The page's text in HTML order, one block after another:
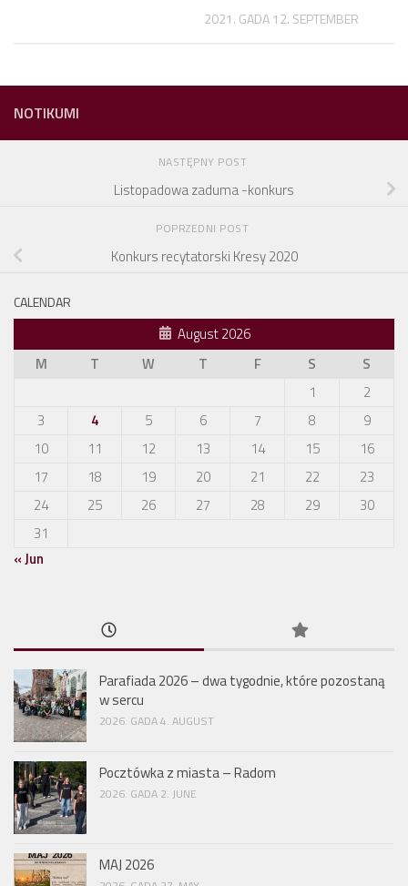
2021. GADA 12. SEPTEMBER
NOTIKUMI
NASTĘPNY POST
Listopadowa zaduma -konkurs
POPRZEDNI POST
Konkurs recytatorski Kresy 2020
CALENDAR
August 2026
M
T W T F S
S
1
2
3
4 5 6 7 8
9
10
11 12 13 14 15
16
17
18 19 20 21 22
23
24
25 26 27 28 29
30
31
« Jun
Parafiada 2026 – dwa tygodnie, które pozostaną
w sercu
2026. GADA 4. AUGUST
Pocztówka z miasta – Radom
2026. GADA 2. JUNE
MAJ 2026